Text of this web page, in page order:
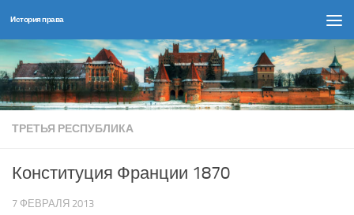
Перейти к содержимому
История права
ТРЕТЬЯ РЕСПУБЛИКА
Конституция Франции 1870
7 ФЕВРАЛЯ 2013